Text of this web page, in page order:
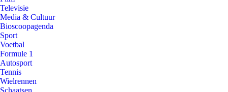
Televisie
Media & Cultuur
Bioscoopagenda
Sport
Voetbal
Formule 1
Autosport
Tennis
Wielrennen
Schaatsen